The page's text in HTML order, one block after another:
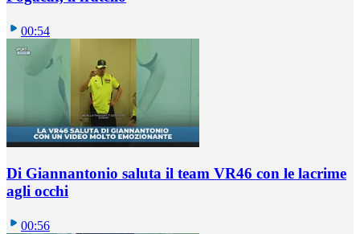
00:54
Di Giannantonio saluta il team VR46 con le lacrime
agli occhi
00:56